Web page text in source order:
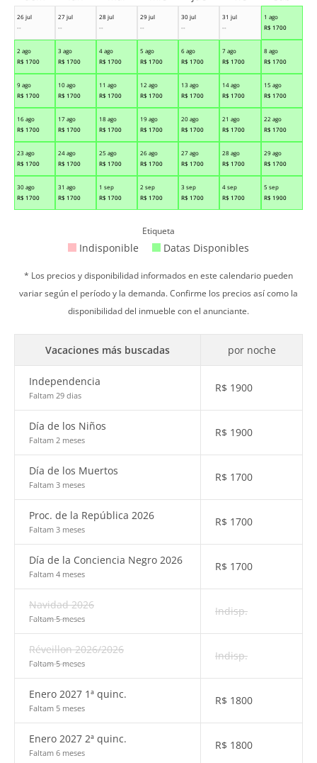
26 jul
--
27 jul
--
28 jul
--
29 jul
--
30 jul
--
31 jul
--
1 ago
R$ 1700
2 ago
R$ 1700
3 ago
R$ 1700
4 ago
R$ 1700
5 ago
R$ 1700
6 ago
R$ 1700
7 ago
R$ 1700
8 ago
R$ 1700
9 ago
R$ 1700
10 ago
R$ 1700
11 ago
R$ 1700
12 ago
R$ 1700
13 ago
R$ 1700
14 ago
R$ 1700
15 ago
R$ 1700
16 ago
R$ 1700
17 ago
R$ 1700
18 ago
R$ 1700
19 ago
R$ 1700
20 ago
R$ 1700
21 ago
R$ 1700
22 ago
R$ 1700
23 ago
R$ 1700
24 ago
R$ 1700
25 ago
R$ 1700
26 ago
R$ 1700
27 ago
R$ 1700
28 ago
R$ 1700
29 ago
R$ 1700
30 ago
R$ 1700
31 ago
R$ 1700
1 sep
R$ 1700
2 sep
R$ 1700
3 sep
R$ 1700
4 sep
R$ 1700
5 sep
R$ 1900
Etiqueta
Indisponible Datas Disponibles
* Los precios y disponibilidad informados en este calendario pueden
variar según el período y la demanda. Confirme los precios así como la
disponibilidad del inmueble con el anunciante.
Vacaciones más buscadas por noche
Independencia
Faltam 29 dias
R$ 1900
Día de los Niños
Faltam 2 meses
R$ 1900
Día de los Muertos
Faltam 3 meses
R$ 1700
Proc. de la República 2026
Faltam 3 meses
R$ 1700
Día de la Conciencia Negro 2026
Faltam 4 meses
R$ 1700
Navidad 2026
Faltam 5 meses
Indisp.
Réveillon 2026/2026
Faltam 5 meses
Indisp.
Enero 2027 1ª quinc.
Faltam 5 meses
R$ 1800
Enero 2027 2ª quinc.
Faltam 6 meses
R$ 1800